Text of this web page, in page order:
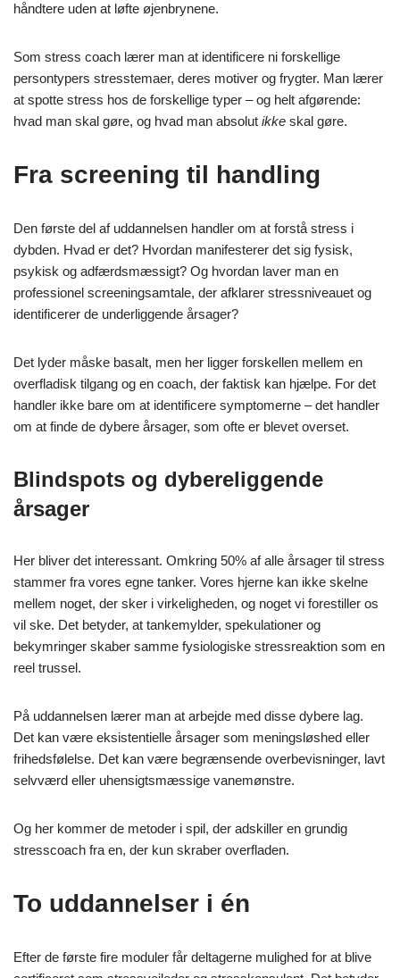
håndtere uden at løfte øjenbrynene.
Som stress coach lærer man at identificere ni forskellige
persontypers stresstemaer, deres motiver og frygter. Man lærer
at spotte stress hos de forskellige typer – og helt afgørende:
hvad man skal gøre, og hvad man absolut ikke skal gøre.
Fra screening til handling
Den første del af uddannelsen handler om at forstå stress i
dybden. Hvad er det? Hvordan manifesterer det sig fysisk,
psykisk og adfærdsmæssigt? Og hvordan laver man en
professionel screeningsamtale, der afklarer stressniveauet og
identificerer de underliggende årsager?
Det lyder måske basalt, men her ligger forskellen mellem en
overfladisk tilgang og en coach, der faktisk kan hjælpe. For det
handler ikke bare om at identificere symptomerne – det handler
om at finde de dybere årsager, som ofte er blevet overset.
Blindspots og dybereliggende
årsager
Her bliver det interessant. Omkring 50% af alle årsager til stress
stammer fra vores egne tanker. Vores hjerne kan ikke skelne
mellem noget, der sker i virkeligheden, og noget vi forestiller os
vil ske. Det betyder, at tankemylder, spekulationer og
bekymringer skaber samme fysiologiske stressreaktion som en
reel trussel.
På uddannelsen lærer man at arbejde med disse dybere lag.
Det kan være eksistentielle årsager som meningsløshed eller
frihedsfølelse. Det kan være begrænsende overbevisninger, lavt
selvværd eller uhensigtsmæssige vanemønstre.
Og her kommer de metoder i spil, der adskiller en grundig
stresscoach fra en, der kun skraber overfladen.
To uddannelser i én
Efter de første fire moduler får deltagerne mulighed for at blive